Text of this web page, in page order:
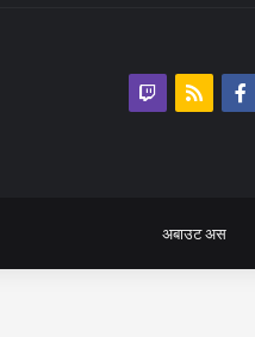
अबाउट अस